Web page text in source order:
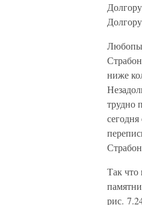
ниже
трудно
Так
рис.